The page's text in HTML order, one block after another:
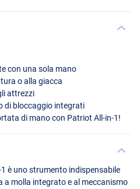
con una sola mano
o alla giacca
attrezzi
di bloccaggio integrati
di mano con Patriot All-in-1!
è uno strumento indispensabile
a molla integrato e al meccanismo